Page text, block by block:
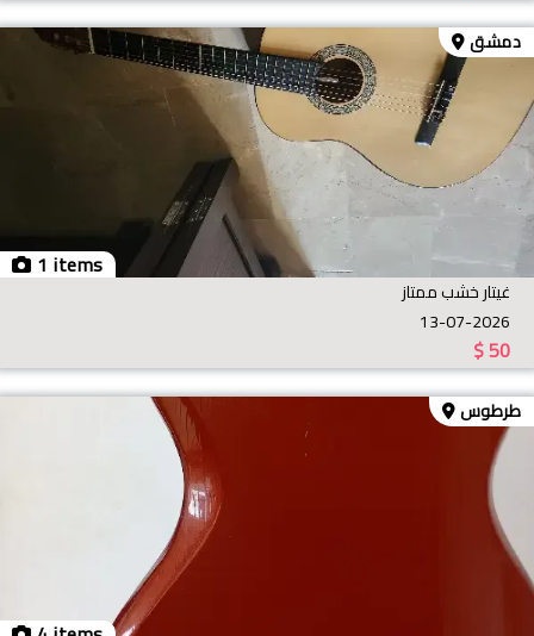
1 items
دمشق
غيتار خشب ممتاز
13-07-2026
$50
طرطوس